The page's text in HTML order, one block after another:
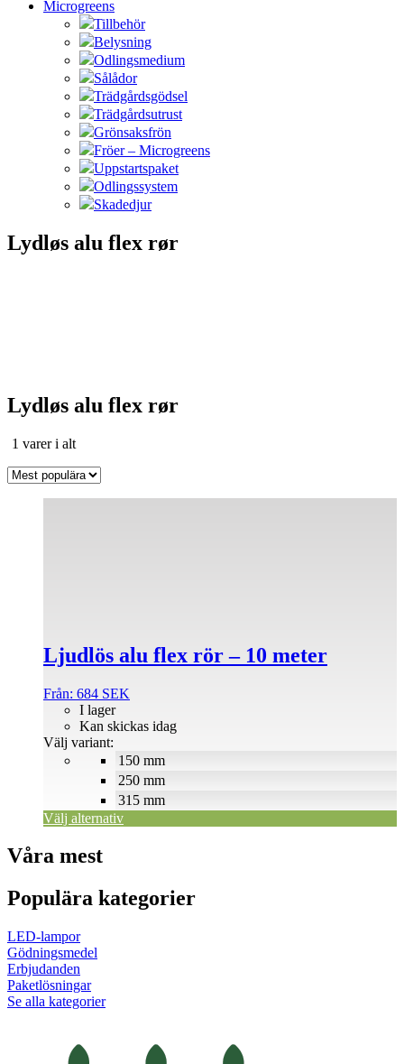
Microgreens
Tillbehör
Belysning
Odlingsmedium
Sålådor
Trädgårdsgödsel
Trädgårdsutrust
Grönsaksfrön
Fröer – Microgreens
Uppstartspaket
Odlingssystem
Skadedjur
Lydløs alu flex rør
Lydløs alu flex rør
1 varer i altSortera
popularitet
Ljudlös alu flex rör – 10 meter
Från: 684 SEK
150 mm
250 mm
315 mm
I lager
Kan skickas idag
Välj variant:
Välj alternativ
kan
väljas
produktsidan
Våra mest
Populära kategorier
LED-lampor
Gödningsmedel
Erbjudanden
Paketlösningar
Se alla kategorier